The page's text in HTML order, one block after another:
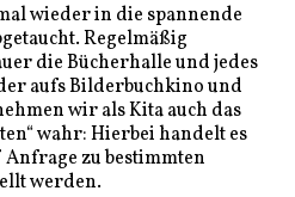
wieder in die spannende
Regelmäßig
die Bücherhalle und jedes
aufs Bilderbuchkino und
wir als Kita auch das
wahr: Hierbei handelt es
zu bestimmten
werden.